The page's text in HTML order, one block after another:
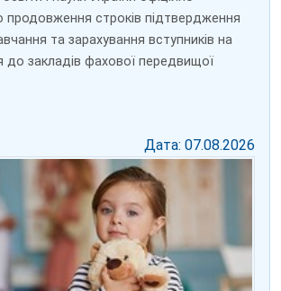
продовження строків підтвердження
та зарахування вступників на
до закладів фахової передвищої
Дата: 07.08.2026